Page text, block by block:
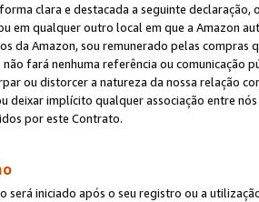
clara e destacada a seguinte
em qualquer outro local em que a Amazon
da Amazon, sou remunerado pelas
fará nenhuma referência ou comunicação
ou distorcer a natureza da nossa relação
deixar implícito qualquer associação entre
por este Contrato.
será iniciado após o seu registro ou a